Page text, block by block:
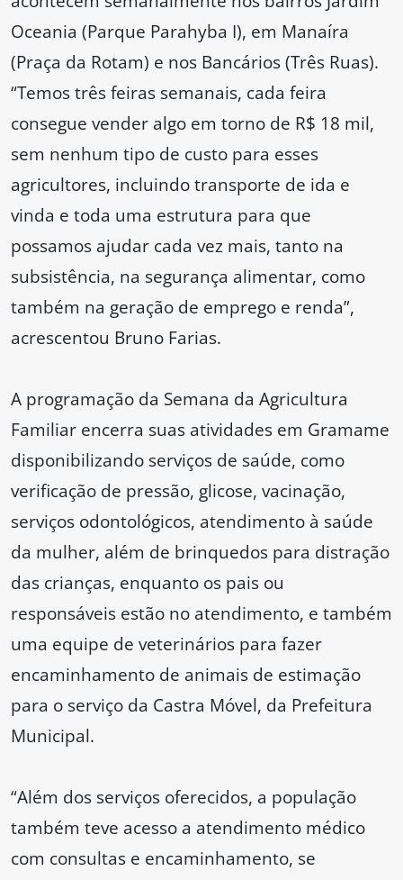
Oceania (Parque Parahyba I), em Manaíra
(Praça da Rotam) e nos Bancários (Três Ruas).
“Temos três feiras semanais, cada feira
consegue vender algo em torno de R$ 18 mil,
sem nenhum tipo de custo para esses
agricultores, incluindo transporte de ida e
vinda e toda uma estrutura para que
possamos ajudar cada vez mais, tanto na
subsistência, na segurança alimentar, como
também na geração de emprego e renda”,
acrescentou Bruno Farias.
A programação da Semana da Agricultura
Familiar encerra suas atividades em Gramame
disponibilizando serviços de saúde, como
verificação de pressão, glicose, vacinação,
serviços odontológicos, atendimento à saúde
da mulher, além de brinquedos para distração
das crianças, enquanto os pais ou
responsáveis estão no atendimento, e também
uma equipe de veterinários para fazer
encaminhamento de animais de estimação
para o serviço da Castra Móvel, da Prefeitura
Municipal.
“Além dos serviços oferecidos, a população
também teve acesso a atendimento médico
com consultas e encaminhamento, se